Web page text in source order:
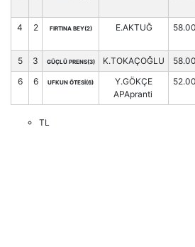
4 2 FIRTINA BEY(2) E.AKTUĞ 58.00
5 3 GÜÇLÜ PRENS(3) K.TOKAÇOĞLU 58.00
6 6 UFKUN ÖTESİ(6)
Y.GÖKÇE
APApranti
52.00
TL